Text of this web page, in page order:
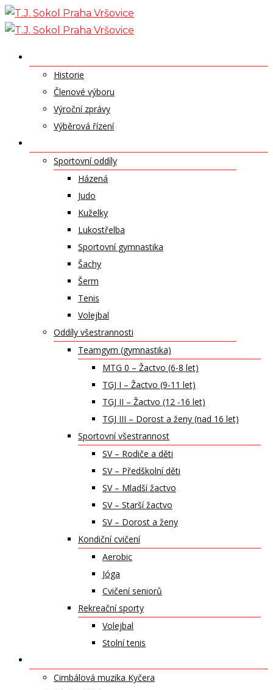
Skip
to
Historie
Členové výboru
Výroční zprávy
Výběrová řízení
Sportovní oddíly
Házená
Judo
Kuželky
Lukostřelba
Sportovní gymnastika
Šachy
Šerm
Tenis
Volejbal
Oddíly všestrannosti
Teamgym (gymnastika)
MTG 0 – Žactvo (6-8 let)
TGJ I – Žactvo (9-11 let)
TGJ II – Žactvo (12 -16 let)
TGJ III – Dorost a ženy (nad 16 let)
Sportovní všestrannost
SV – Rodiče a děti
SV – Předškolní děti
SV – Mladší žactvo
SV – Starší žactvo
SV – Dorost a ženy
Kondiční cvičení
Aerobic
Jóga
Cvičení seniorů
Rekreační sporty
Volejbal
Stolní tenis
Cimbálová muzika Kyčera